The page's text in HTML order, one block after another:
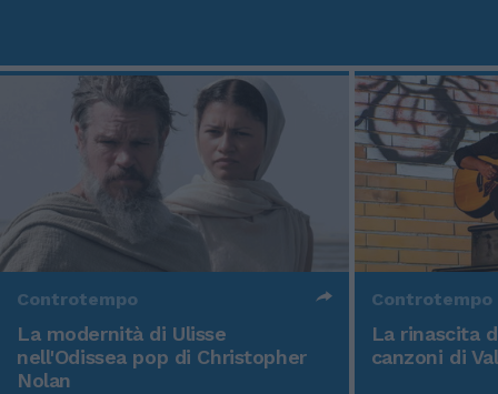
Controtempo
La modernità di Ulisse
nell'Odissea pop di Christopher
Nolan
Controtempo
La rinascita
canzoni di